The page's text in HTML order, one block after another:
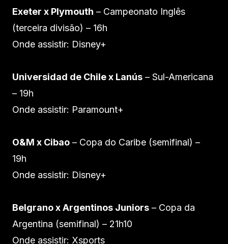
Exeter x Plymouth – Campeonato Inglês
(terceira divisão) – 16h
Onde assistir: Disney+
Universidad de Chile x Lanús – Sul-Americana
– 19h
Onde assistir: Paramount+
O&M x Cibao – Copa do Caribe (semifinal) –
19h
Onde assistir: Disney+
Belgrano x Argentinos Juniors – Copa da
Argentina (semifinal) – 21h10
Onde assistir: Xsports